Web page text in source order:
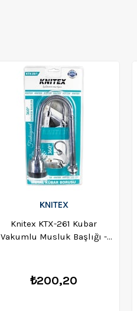
KNITEX
Knitex KTX-261 Kubar
Vakumlu Musluk Başlığı -
₺200,20